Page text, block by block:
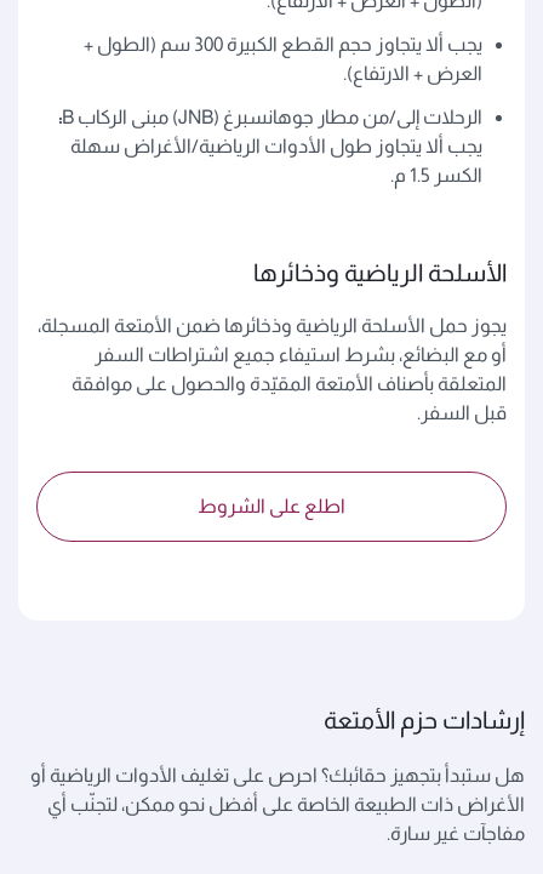
يجب ألا يتجاوز حجم القطع الكبيرة 300 سم (الطول +
العرض + الارتفاع).
الرحلات إلى/من مطار جوهانسبرغ (JNB) مبنى الركاب B
:
يجب ألا يتجاوز طول الأدوات الرياضية/الأغراض سهلة
الكسر 1.5 م.
الأسلحة الرياضية وذخائرها
يجوز حمل الأسلحة الرياضية وذخائرها ضمن الأمتعة المسجلة،
أو مع البضائع، بشرط استيفاء جميع اشتراطات السفر
المتعلقة بأصناف الأمتعة المقيّدة والحصول على موافقة
قبل السفر.
اطلع على الشروط
إرشادات حزم الأمتعة
هل ستبدأ بتجهيز حقائبك؟ احرص على تغليف الأدوات الرياضية أو
الأغراض ذات الطبيعة الخاصة على أفضل نحو ممكن، لتجنّب أي
مفاجآت غير سارة.